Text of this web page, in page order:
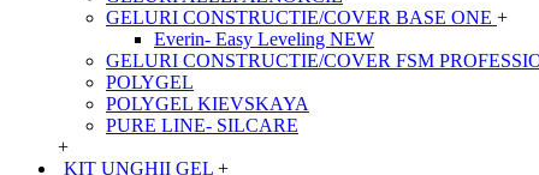
GELURI CONSTRUCTIE/COVER BASE ONE +
Everin- Easy Leveling NEW
GELURI CONSTRUCTIE/COVER FSM
POLYGEL
POLYGEL KIEVSKAYA
PURE LINE- SILCARE
+
KIT UNGHII GEL +